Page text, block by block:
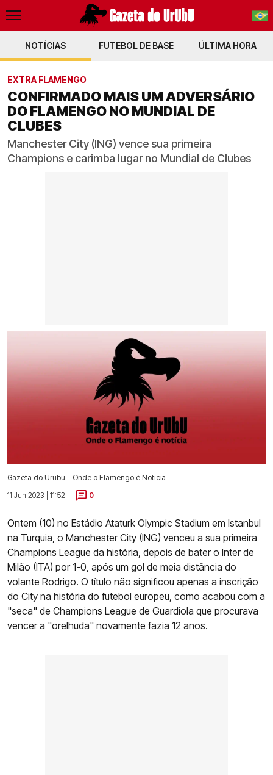
PT-BR
NOTÍCIAS FUTEBOL DE BASE ÚLTIMA HORA
EXTRA FLAMENGO
CONFIRMADO MAIS UM ADVERSÁRIO
DO FLAMENGO NO MUNDIAL DE
CLUBES
Manchester City (ING) vence sua primeira
Champions e carimba lugar no Mundial de Clubes
Gazeta do Urubu – Onde o Flamengo é Notícia
11 Jun 2023 | 11:52 |
0
Ontem (10) no Estádio Ataturk Olympic Stadium em Istanbul
na Turquia, o Manchester City (ING) venceu a sua primeira
Champions League da história, depois de bater o Inter de
Milão (ITA) por 1-0, após um gol de meia distância do
volante Rodrigo. O título não significou apenas a inscrição
do City na história do futebol europeu, como acabou com a
"seca" de Champions League de Guardiola que procurava
vencer a "orelhuda" novamente fazia 12 anos.